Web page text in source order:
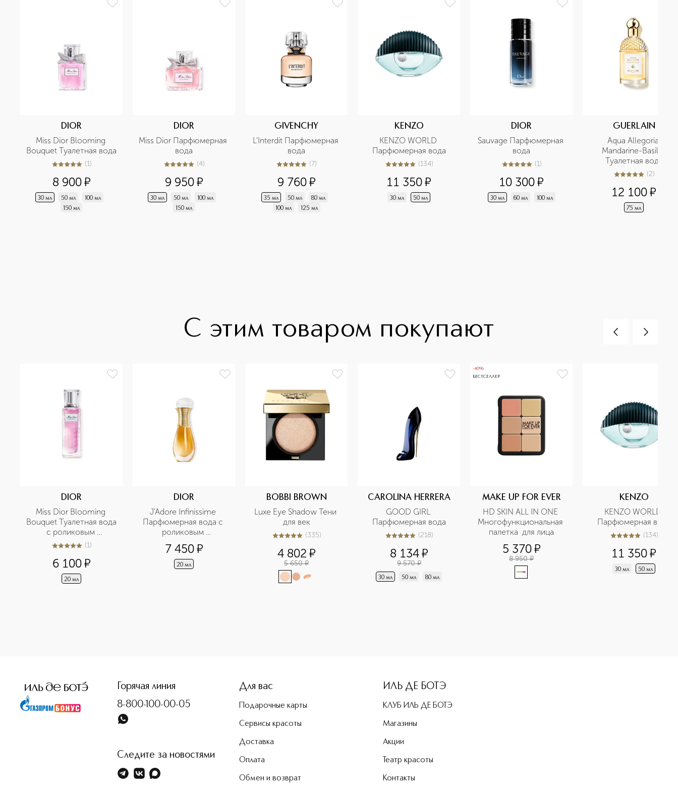
DIOR
Miss Dior Blooming
Bouquet Туалетная вода
5из 51 (1)
8 900¤
30 мл 50 мл
100 мл
150 мл
DIOR
Miss Dior Парфюмерная
вода
5из 54 (4)
9 950¤
30 мл 50 мл
100 мл
150 мл
GIVENCHY
L'Interdit Парфюмерная
вода
5из 57 (7)
9 760¤
35 мл 50 мл
80 мл
100 мл
125 мл
KENZO
KENZO WORLD
Парфюмерная вода
5из 5134 (134)
11 350¤
30 мл 50 мл
DIOR
Sauvage Парфюмерная
вода
5из 51 (1)
10 300¤
30 мл 60 мл 100 мл
GUERLAIN
Aqua Allegoria
Mandarine-Basilic
Туалетная вода
5из 52 (2)
12 100¤
75 мл
С этим товаром покупают
DIOR
Miss Dior Blooming
Bouquet Туалетная вода
с роликовым
аппликатором
5из 51 (1)
6 100¤
20 мл
DIOR
J'Adore Infinissime
Парфюмерная вода с
роликовым
аппликатором
7 450¤
20 мл
BOBBI BROWN
Luxe Eye Shadow Тени
для век
5из 5335 (335)
4 802 ¤
5 650 ¤
CAROLINA HERRERA
GOOD GIRL
Парфюмерная вода
5из 5218 (218)
8 134¤
9 570 ¤
30 мл 50 мл 80 мл
-40%
БЕСТСЕЛЛЕР
MAKE UP FOR EVER
HD SKIN ALL IN ONE
Многофункциональная
палетка  для лица
5 370¤
8 950 ¤
KENZO
KENZO WORLD
Парфюмерная вода
5из 5134 (134)
11 350¤
30 мл 50 мл
Горячая линия
8-800-100-00-05
Следите за новостями
Для вас
Подарочные карты
Сервисы красоты
Доставка
Оплата
Обмен и возврат
ИЛЬ ДЕ БОТЭ
КЛУБ ИЛЬ ДЕ БОТЭ
Магазины
Акции
Театр красоты
Контакты